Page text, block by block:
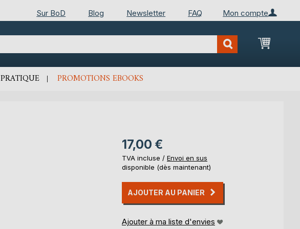
Mon compte
Sur BoD Blog Newsletter FAQ
Mon
PRATIQUE PROMOTIONS EBOOKS
17,00 €
TVA incluse / Envoi en sus
disponible (dès maintenant)
AJOUTER AU PANIER
Ajouter à ma liste d'envies